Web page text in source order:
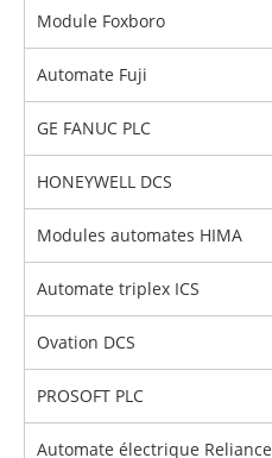
Module Foxboro
Automate Fuji
GE FANUC PLC
HONEYWELL DCS
Modules automates HIMA
Automate triplex ICS
Ovation DCS
PROSOFT PLC
Automate électrique Reliance